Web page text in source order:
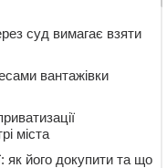
суд вимагає взяти
вантажівки
міста
як його докупити та що